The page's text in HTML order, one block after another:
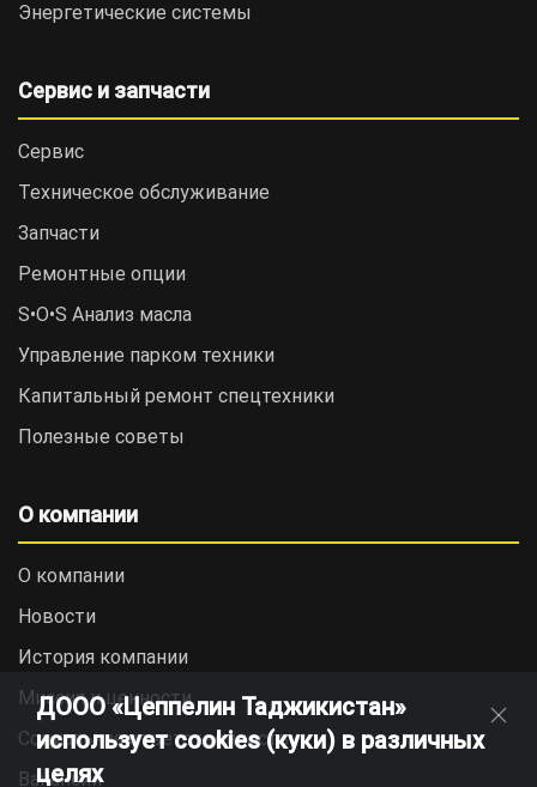
Энергетические системы
Сервис и запчасти
Сервис
Техническое обслуживание
Запчасти
Ремонтные опции
S•O•S Анализ масла
Управление парком техники
Капитальный ремонт спецтехники
Полезные советы
О компании
О компании
Новости
История компании
Миссия и ценности
Социальная ответственность
Вакансии
ДООО «Цеппелин Таджикистан»
использует cookies (куки) в различных
целях